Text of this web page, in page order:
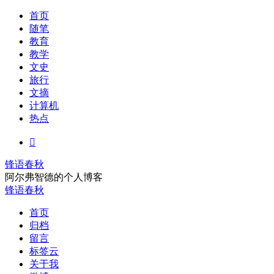
首页
随笔
教育
教学
文史
旅行
文摘
计算机
热点

锋语春秋
阿尔弗智德的个人博客
锋语春秋
首页
归档
留言
标签云
关于我